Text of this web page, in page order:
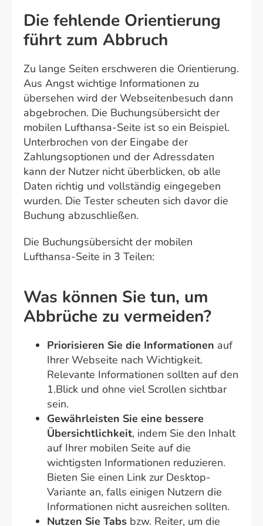
Die fehlende Orientierung
führt zum Abbruch
Zu lange Seiten erschweren die Orientierung.
Aus Angst wichtige Informationen zu
übersehen wird der Webseitenbesuch dann
abgebrochen. Die Buchungsübersicht der
mobilen Lufthansa-Seite ist so ein Beispiel.
Unterbrochen von der Eingabe der
Zahlungsoptionen und der Adressdaten
kann der Nutzer nicht überblicken, ob alle
Daten richtig und vollständig eingegeben
wurden. Die Tester scheuten sich davor die
Buchung abzuschließen.
Die Buchungsübersicht der mobilen
Lufthansa-Seite in 3 Teilen:
Was können Sie tun, um
Abbrüche zu vermeiden?
Priorisieren Sie die Informationen auf
Ihrer Webseite nach Wichtigkeit.
Relevante Informationen sollten auf den
1.Blick und ohne viel Scrollen sichtbar
sein.
Gewährleisten Sie eine bessere
Übersichtlichkeit, indem Sie den Inhalt
auf Ihrer mobilen Seite auf die
wichtigsten Informationen reduzieren.
Bieten Sie einen Link zur Desktop-
Variante an, falls einigen Nutzern die
Informationen nicht ausreichen sollten.
Nutzen Sie Tabs bzw. Reiter, um die